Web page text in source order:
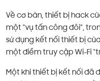
Về cơ bản, thiết bị hack
một “vụ tấn công đôi”,
sử dụng kết nối thiết bị
một điểm truy cập Wi-Fi
Một khi thiết bị kết nối đã